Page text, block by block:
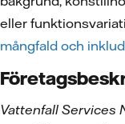
eller
mångfald och
Vattenfall Services